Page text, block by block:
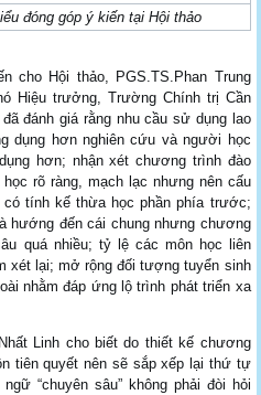
đóng góp ý kiến tại Hội thảo
cho Hội thảo, PGS.TS.Phan Trung
Hiệu trưởng, Trường Chính trị Cần
đánh giá rằng nhu cầu sử dụng lao
dụng hơn nghiên cứu và người học
hơn; nhận xét chương trình đào
rõ ràng, mạch lạc nhưng nên cấu
tính kế thừa học phần phía trước;
hướng đến cái chung nhưng chương
quá nhiều; tỷ lệ các môn học liên
xét lại; mở rộng đối tượng tuyển sinh
nhằm đáp ứng lộ trình phát triển xa
Linh cho biết do thiết kế chương
tiên quyết nên sẽ sắp xếp lại thứ tự
“chuyên sâu” không phải đòi hỏi